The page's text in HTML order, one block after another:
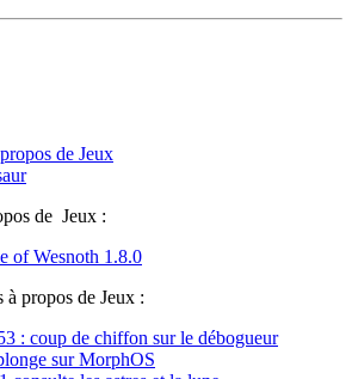
de Jeux
de Jeux :
of Wesnoth 1.8.0
à propos de Jeux :
: coup de chiffon sur le débogueur
sur MorphOS